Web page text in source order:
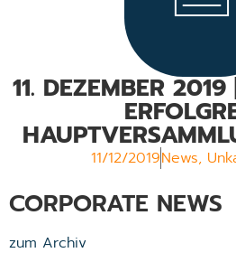
11. DEZEMBER
11/12/2019News,
CORPORATE NEWS
zum Archiv